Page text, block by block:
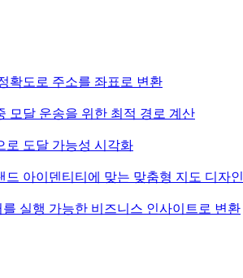
확도로 주소를 좌표로 변환
모달 운송을 위한 최적 경로 계산
로 도달 가능성 시각화
드 아이덴티티에 맞는 맞춤형 지도 디자인
를 실행 가능한 비즈니스 인사이트로 변환